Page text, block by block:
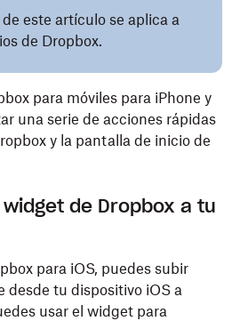
este artículo se aplica a
de Dropbox.
para móviles para iPhone y
una serie de acciones rápidas
y la pantalla de inicio de
de Dropbox a tu
para iOS, puedes subir
desde tu dispositivo iOS a
usar el widget para